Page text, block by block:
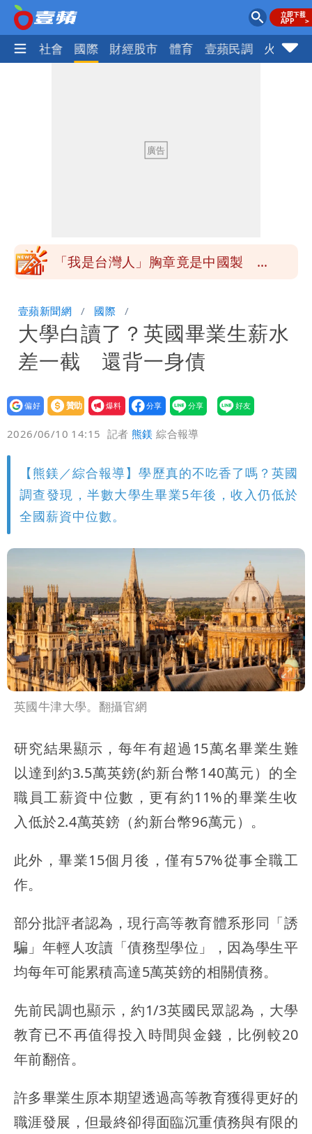
政治 社會 國際 財經股市 體育 壹蘋民調 火線話
晚至明下午受影響
颱風白海豚暴風圈縮小 未來強度有減弱
OL哀號：在同事眼前顏面盡失
「我是台灣人」胸章竟是中國製
晚至明下午受影響
颱風白海豚暴風圈縮小 未來強度有減弱
趨勢
壹蘋新聞網 國際
大學白讀了？英國畢業生薪水
差一截 還背一身債
設為
贊助
我要
爆料
2026/06/10 14:15 記者熊鎂 綜合報導
【熊鎂／綜合報導】學歷真的不吃香了嗎？英國
調查發現，半數大學生畢業5年後，收入仍低於
全國薪資中位數。
英國牛津大學。翻攝官網
研究結果顯示，每年有超過15萬名畢業生難
以達到約3.5萬英鎊(約新台幣140萬元）的全
職員工薪資中位數，更有約11%的畢業生收
入低於2.4萬英鎊（約新台幣96萬元）。
此外，畢業15個月後，僅有57%從事全職工
作。
部分批評者認為，現行高等教育體系形同「誘
騙」年輕人攻讀「債務型學位」，因為學生平
均每年可能累積高達5萬英鎊的相關債務。
先前民調也顯示，約1/3英國民眾認為，大學
教育已不再值得投入時間與金錢，比例較20
年前翻倍。
許多畢業生原本期望透過高等教育獲得更好的
職涯發展，但最終卻得面臨沉重債務與有限的